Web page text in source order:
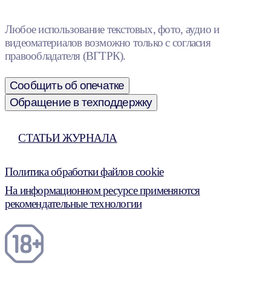
Любое использование текстовых, фото, аудио и
видеоматериалов возможно только с согласия
правообладателя (ВГТРК).
Сообщить об опечатке
Обращение в техподдержку
СТАТЬИ ЖУРНАЛА
Политика обработки файлов cookie
На информационном ресурсе применяются
рекомендательные технологии